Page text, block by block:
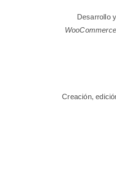
Desarrollo
Creación,